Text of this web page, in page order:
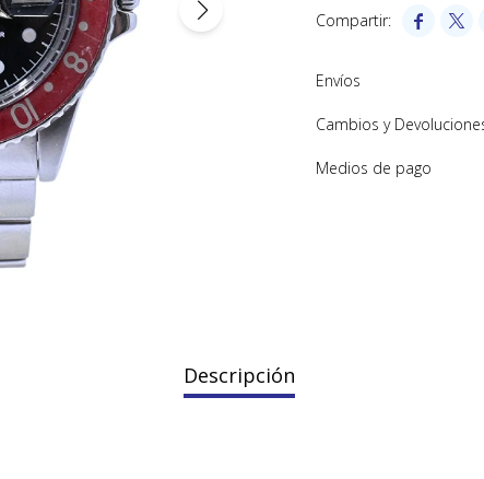
 
Envíos
Cambios y
Medios de pago
Descripción